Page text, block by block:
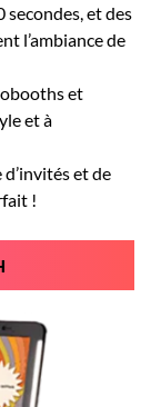
et des
l’ambiance de
et
et à
et de
!